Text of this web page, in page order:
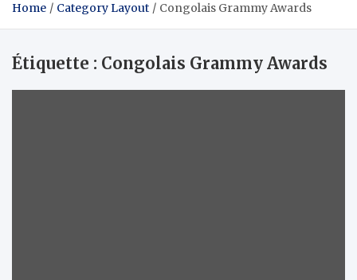
Home Category Layout Congolais Grammy Awards
Étiquette : Congolais Grammy Awards